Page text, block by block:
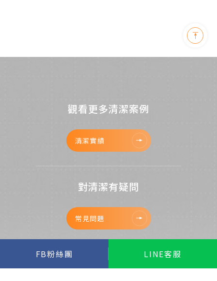
觀看更多清潔案例
清潔實績
對清潔有疑問
常見問題
立即預約清潔
FB粉絲團 LINE客服